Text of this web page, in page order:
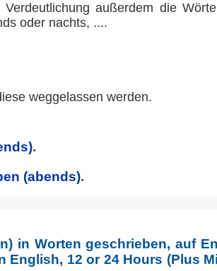
außerdem die
oder nachts, ....
weggelassen werden.
.
(abends).
in Worten geschrieben, auf
English, 12 or 24 Hours (Plus